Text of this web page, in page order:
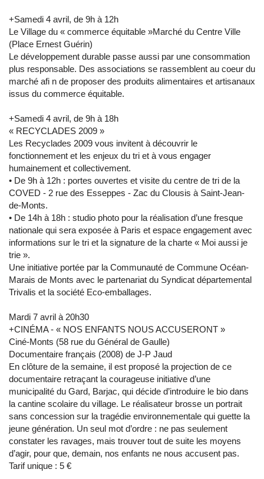
+Samedi 4 avril, de 9h à 12h
Le Village du « commerce équitable »Marché du Centre Ville
(Place Ernest Guérin)
Le développement durable passe aussi par une consommation
plus responsable. Des associations se rassemblent au coeur du
marché afi n de proposer des produits alimentaires et artisanaux
issus du commerce équitable.
+Samedi 4 avril, de 9h à 18h
« RECYCLADES 2009 »
Les Recyclades 2009 vous invitent à découvrir le
fonctionnement et les enjeux du tri et à vous engager
humainement et collectivement.
• De 9h à 12h : portes ouvertes et visite du centre de tri de la
COVED - 2 rue des Esseppes - Zac du Clousis à Saint-Jean-
de-Monts.
• De 14h à 18h : studio photo pour la réalisation d’une fresque
nationale qui sera exposée à Paris et espace engagement avec
informations sur le tri et la signature de la charte « Moi aussi je
trie ».
Une initiative portée par la Communauté de Commune Océan-
Marais de Monts avec le partenariat du Syndicat départemental
Trivalis et la société Eco-emballages.
Mardi 7 avril à 20h30
+CINÉMA - « NOS ENFANTS NOUS ACCUSERONT »
Ciné-Monts (58 rue du Général de Gaulle)
Documentaire français (2008) de J-P Jaud
En clôture de la semaine, il est proposé la projection de ce
documentaire retraçant la courageuse initiative d’une
municipalité du Gard, Barjac, qui décide d’introduire le bio dans
la cantine scolaire du village. Le réalisateur brosse un portrait
sans concession sur la tragédie environnementale qui guette la
jeune génération. Un seul mot d’ordre : ne pas seulement
constater les ravages, mais trouver tout de suite les moyens
d’agir, pour que, demain, nos enfants ne nous accusent pas.
Tarif unique : 5 €